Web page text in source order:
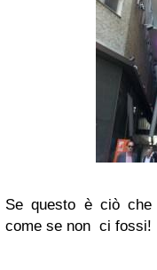
Se questo è ciò che
come se non ci fossi!